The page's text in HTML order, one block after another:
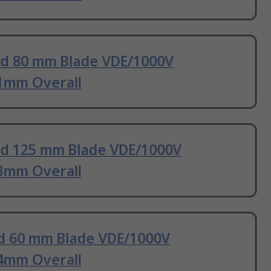
80 mm Blade VDE/1000V
Overall
125 mm Blade VDE/1000V
Overall
mm Blade VDE/1000V
Overall